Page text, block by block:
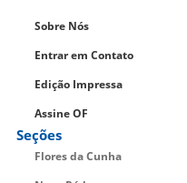
Sobre Nós
Entrar em Contato
Edição Impressa
Assine OF
Seções
Flores da Cunha